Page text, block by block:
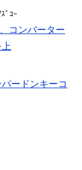
ﾞｺｰ
コンバーター
ードンキーコ